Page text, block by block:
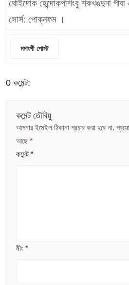
থোইদোক হেন্দোকপশিংবু শকখঙদুনা পীবা
সোর্স: পোক্নফম ।
মমাংগী পোস্ট
0 কমেন্ট:
কমেন্ট তৌবিয়ু
আপনার ইমেইল ঠিকানা প্রচার করা হবে না.
আছে *
কমেন্ট *
মীং *